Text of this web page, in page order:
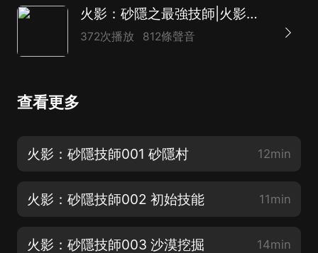
火影：砂隱之最強技師|火影同人|火影忍者
372次播放 812條聲音
查看更多
火影：砂隱技師001 砂隱村 12min
火影：砂隱技師002 初始技能 11min
火影：砂隱技師003 沙漠挖掘 14min